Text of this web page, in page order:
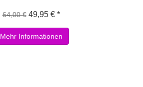
64,00 € 49,95 € *
Mehr Informationen